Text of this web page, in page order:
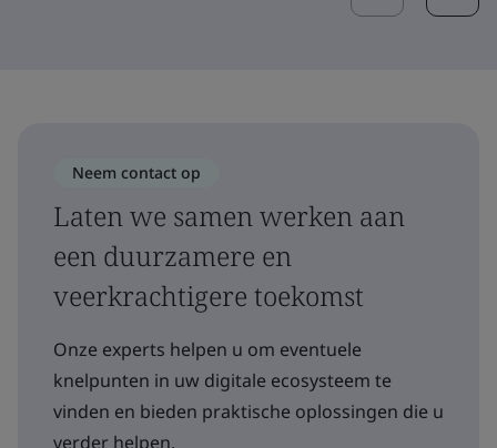
Neem contact op
Laten we samen werken aan
een duurzamere en
veerkrachtigere toekomst
Onze experts helpen u om eventuele
knelpunten in uw digitale ecosysteem te
vinden en bieden praktische oplossingen die u
verder helpen.